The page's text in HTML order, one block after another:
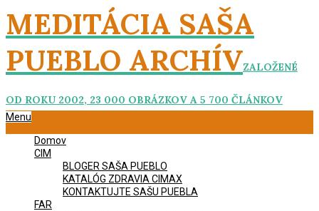
Skip
to
content
MEDITÁCIA SAŠA
PUEBLO ARCHÍVZALOŽENÉ
OD ROKU 2002, 23 000 OBRÁZKOV A 5 700 ČLÁNKOV
Primary
Menu
Domov
CIM
BLOGER SAŠA PUEBLO
KATALÓG ZDRAVIA CIMAX
KONTAKTUJTE SAŠU PUEBLA
FAR